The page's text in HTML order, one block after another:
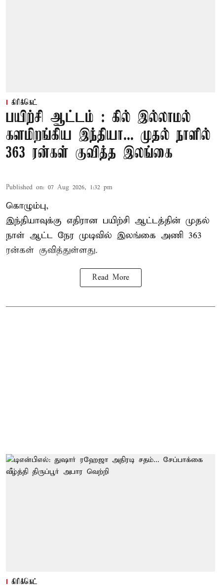
கிரிக்கெட்
பயிற்சி ஆட்டம் : கில் இல்லாமல்
களமிறங்கிய இந்தியா... முதல் நாளில்
363 ரன்கள் குவித்த இலங்கை
Published on: 07 Aug 2026, 1:32 pm
கொழும்பு,
இந்தியாவுக்கு எதிரான பயிற்சி ஆட்டத்தின் முதல்
நாள் ஆட்ட நேர முடிவில் இலங்கை அணி 363
ரன்கள் குவித்துள்ளது.
Read More
கிரிக்கெட்